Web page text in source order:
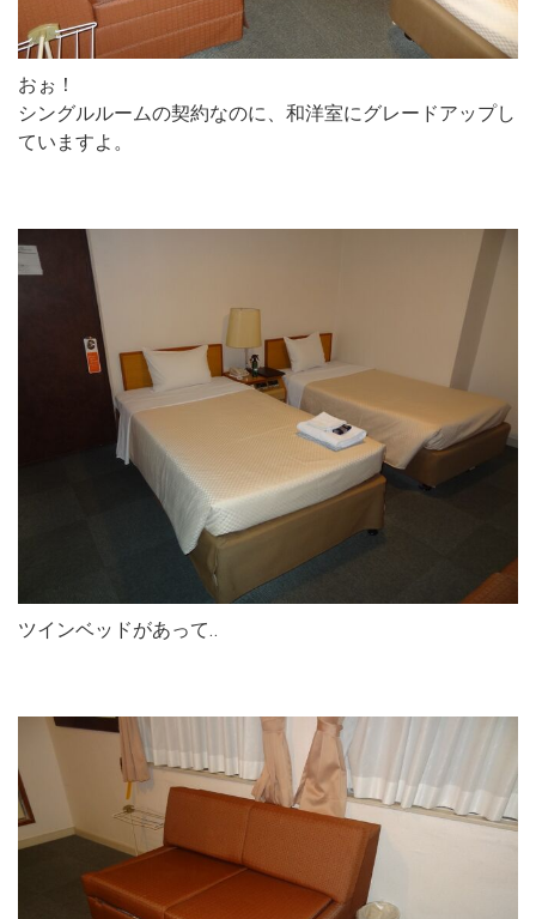
おぉ！
シングルルームの契約なのに、和洋室にグレードアップし
ていますよ。
ツインベッドがあって‥